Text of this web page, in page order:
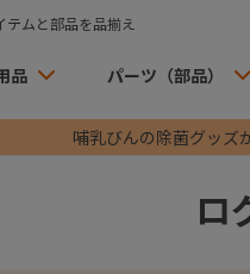
ムと部品を品揃え
品 パーツ（部品）
哺乳びんの除菌グッズ
ロ